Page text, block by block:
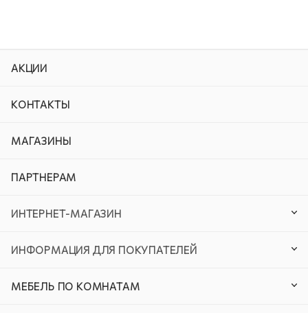
АКЦИИ
КОНТАКТЫ
МАГАЗИНЫ
ПАРТНЕРАМ
ИНТЕРНЕТ-МАГАЗИН
ИНФОРМАЦИЯ ДЛЯ ПОКУПАТЕЛЕЙ
МЕБЕЛЬ ПО КОМНАТАМ